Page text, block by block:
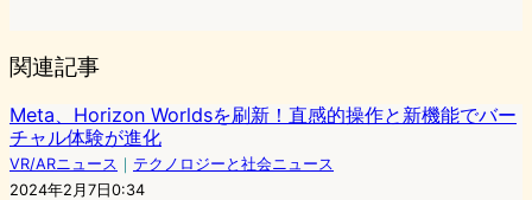
関連記事
Meta、Horizon Worldsを刷新！直感的操作と新機能でバー
チャル体験が進化
VR/ARニュース ｜ テクノロジーと社会ニュース
2024年2月7日0:34